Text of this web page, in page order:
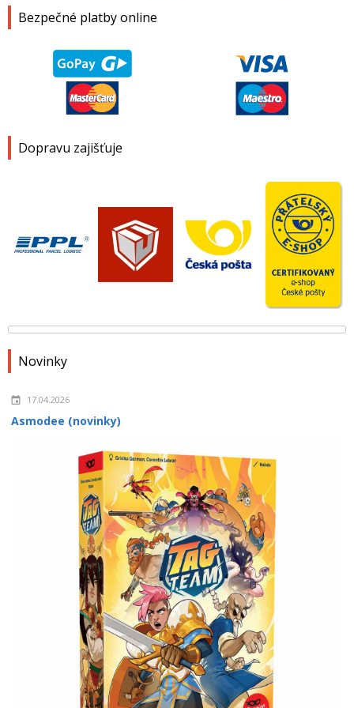
Bezpečné platby online
Dopravu zajišťuje
Novinky
17.04.2026
Asmodee (novinky)